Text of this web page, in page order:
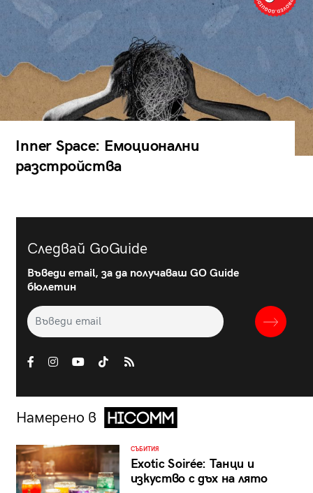
Inner Space: Емоционални
разстройства
Следвай GoGuide
Въведи email, за да получаваш GO Guide
бюлетин
Намерено в
СЪБИТИЯ
Exotic Soirée: Танци и
изкуство с дъх на лято